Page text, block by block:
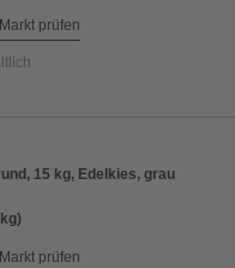
prüfen
15 kg, Edelkies, grau
prüfen